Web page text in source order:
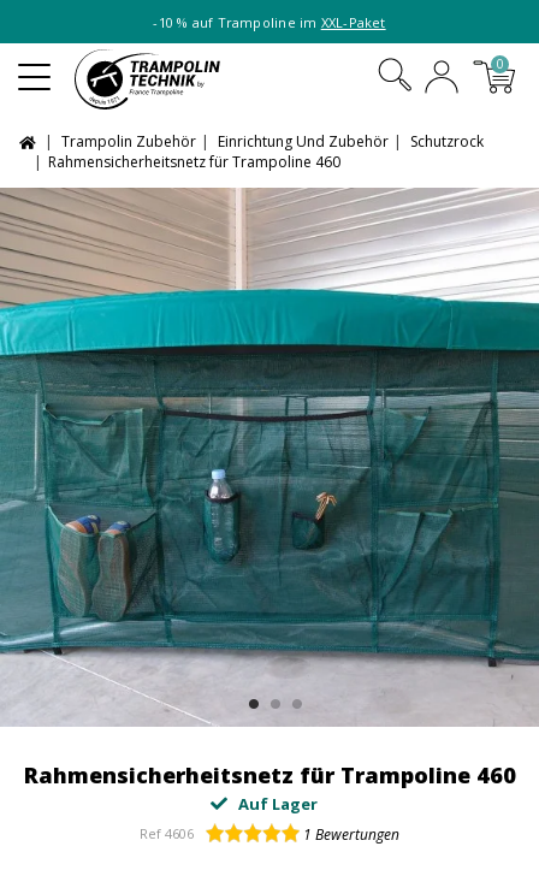
-10 % auf Trampoline im XXL-Paket
0
Trampolin Zubehör Einrichtung Und Zubehör
Schutzrock
Rahmensicherheitsnetz für Trampoline 460
Rahmensicherheitsnetz für Trampoline 460
Auf Lager
Ref 4606 1 Bewertungen